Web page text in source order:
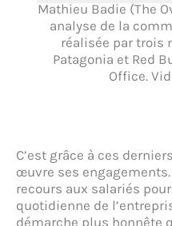
Mathieu Badie (The
analyse de la
réalisée par trois
Patagonia et Red
Office.
C’est grâce à ces
œuvre ses
recours aux salariés
quotidienne de
démarche plus honnête